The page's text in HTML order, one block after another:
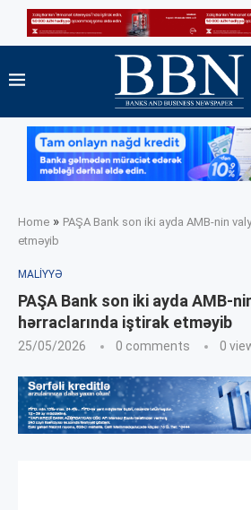
Home » PAŞA Bank son iki ayda AMB-nin
etməyib
MALIYYƏ
PAŞA Bank son iki ayda AMB-
hərraclarında iştirak etməyib
25/05/2026 0 comments 0